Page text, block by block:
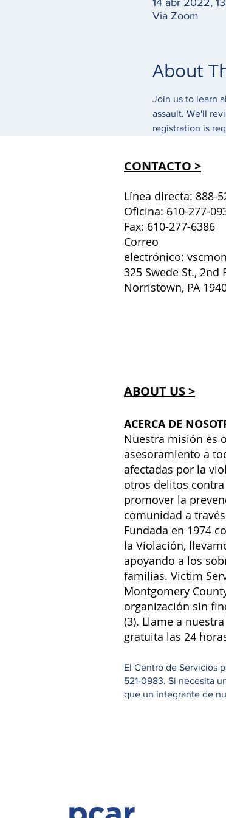
14 abr 2022,
Via Zoom
About
Join us to learn
assault. We'll
registration is
CONTACTO >
Línea directa: 888-
Oficina: 610-277-
Fax: 610-277-6386
Correo
electrónico:
325 Swede St., 2nd
Norristown, PA
ABOUT US >
ACERCA DE
Nuestra misión es
asesoramiento a
afectadas por la
otros delitos
promover la
comunidad a
Fundada en 1974
la Violación,
apoyando a los
familias. Victim
Montgomery
organización sin
(3). Llame a
gratuita las 24
El Centro de Servicios
521-0983. Si necesita
que un integrante de